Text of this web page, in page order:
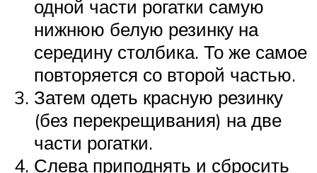
одной части рогатки самую
нижнюю белую резинку на
середину столбика. То же самое
повторяется со второй частью.
Затем одеть красную резинку
(без перекрещивания) на две
части рогатки.
Слева приподнять и сбросить